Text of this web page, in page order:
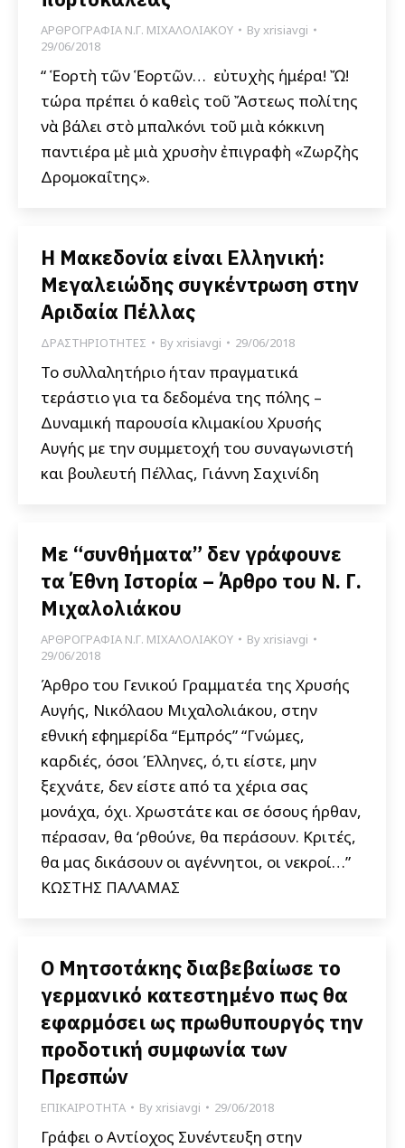
ΑΡΘΡΟΓΡΑΦΙΑ Ν.Γ. ΜΙΧΑΛΟΛΙΑΚΟΥ Byxrisiavgi
29/06/2018
“Ὢ Ἑορτὴ τῶν Ἑορτῶν… Ὢ εὐτυχὴς ἡμέρα! Ὤ!
τώρα πρέπει ὁ καθεὶς τοῦ Ἄστεως πολίτης
νὰ βάλει στὸ μπαλκόνι τοῦ μιὰ κόκκινη
παντιέρα μὲ μιὰ χρυσὴν ἐπιγραφὴ «Ζωρζὴς
Δρομοκαΐτης».
Η Μακεδονία είναι Ελληνική:
Μεγαλειώδης συγκέντρωση στην
Αριδαία Πέλλας
ΔΡΑΣΤΗΡΙΟΤΗΤΕΣ Byxrisiavgi 29/06/2018
Το συλλαλητήριο ήταν πραγματικά
τεράστιο για τα δεδομένα της πόλης –
Δυναμική παρουσία κλιμακίου Χρυσής
Αυγής με την συμμετοχή του συναγωνιστή
και βουλευτή Πέλλας, Γιάννη Σαχινίδη
Με “συνθήματα” δεν γράφουνε
τα Έθνη Ιστορία – Άρθρο του Ν. Γ.
Μιχαλολιάκου
ΑΡΘΡΟΓΡΑΦΙΑ Ν.Γ. ΜΙΧΑΛΟΛΙΑΚΟΥ Byxrisiavgi
29/06/2018
Άρθρο του Γενικού Γραμματέα της Χρυσής
Αυγής, Νικόλαου Μιχαλολιάκου, στην
εθνική εφημερίδα “Εμπρός” “Γνώμες,
καρδιές, όσοι Έλληνες, ό,τι είστε, μην
ξεχνάτε, δεν είστε από τα χέρια σας
μονάχα, όχι. Χρωστάτε και σε όσους ήρθαν,
πέρασαν, θα ‘ρθούνε, θα περάσουν. Κριτές,
θα μας δικάσουν οι αγέννητοι, οι νεκροί…”
ΚΩΣΤΗΣ ΠΑΛΑΜΑΣ
Ο Μητσοτάκης διαβεβαίωσε το
γερμανικό κατεστημένο πως θα
εφαρμόσει ως πρωθυπουργός την
προδοτική συμφωνία των
Πρεσπών
ΕΠΙΚΑΙΡΟΤΗΤΑ Byxrisiavgi 29/06/2018
Γράφει ο Αντίοχος Συνέντευξη στην